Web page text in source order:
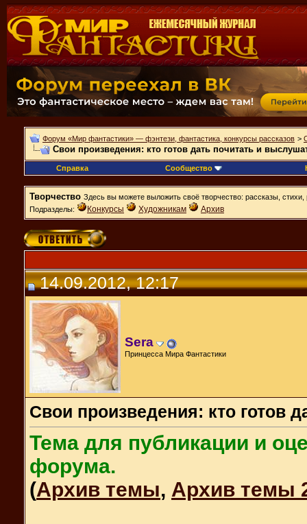
Форум «Мир фантастики» — фэнтези, фантастика, конкурсы рассказов >
Свои произведения: кто готов дать почитать и
Справка Сообщество
Творчество Здесь вы можете выложить своё творчество: рассказы, стихи,
Подразделы:
Конкурсы Художникам Архив
14.09.2012, 12:17
Sera
Принцесса Мира Фантастики
Свои произведения: кто готов
Тема для публикации и
форума.
(Архив темы, Архив темы